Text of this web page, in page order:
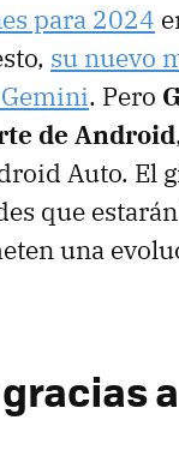
para 2024
su nuevo
. Pero
de Android
Auto. El
que
una